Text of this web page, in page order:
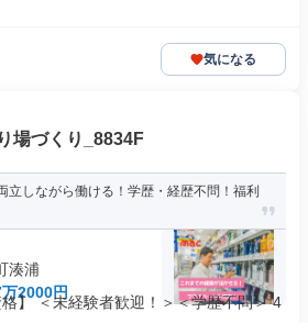
気になる
場づくり_8834F
立しながら働ける！学歴・経歴不問！福利
湊浦
2000円
】 ＜未経験者歓迎！＞＜学歴不問＞ 4